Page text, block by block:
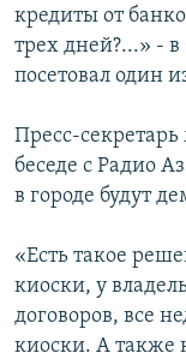
кредиты от
трех дней?...» -
посетовал один
Пресс-
беседе с Радио
в городе будут
«Есть такое
киоски, у
договоров, все
киоски. А также